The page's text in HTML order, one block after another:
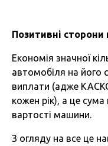
Позитивні
Економія значної
автомобіля на його
виплати (адже
кожен рік), а це
вартості машини.
З огляду на все це